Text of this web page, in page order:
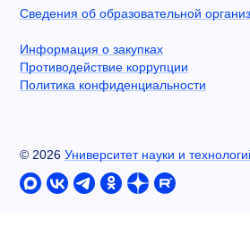
Сведения об образовательной
Информация о закупках
Противодействие коррупции
Политика конфиденциальности
© 2026 Университет науки и